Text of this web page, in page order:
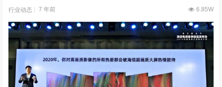
行业动态 7 年前 6.85W